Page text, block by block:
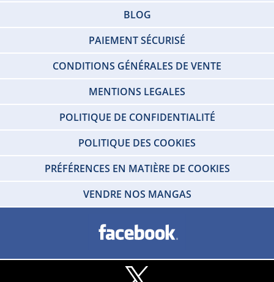
BLOG
PAIEMENT SÉCURISÉ
CONDITIONS GÉNÉRALES DE VENTE
MENTIONS LEGALES
POLITIQUE DE CONFIDENTIALITÉ
POLITIQUE DES COOKIES
PRÉFÉRENCES EN MATIÈRE DE COOKIES
VENDRE NOS MANGAS